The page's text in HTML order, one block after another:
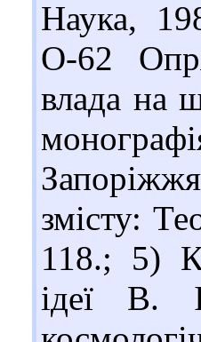
Наука,
О-62
влада на
змісту:
118.; 5)
ідеї В.